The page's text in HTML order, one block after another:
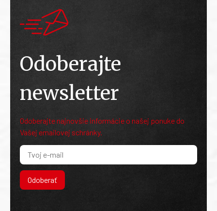
Odoberajte
newsletter
Odoberajte najnovšie informácie o našej ponuke do
Vašej emailovej schránky.
Odoberať